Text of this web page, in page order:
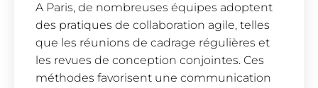
A Paris, de nombreuses équipes adoptent
des pratiques de collaboration agile, telles
que les réunions de cadrage régulières et
les revues de conception conjointes. Ces
méthodes favorisent une communication